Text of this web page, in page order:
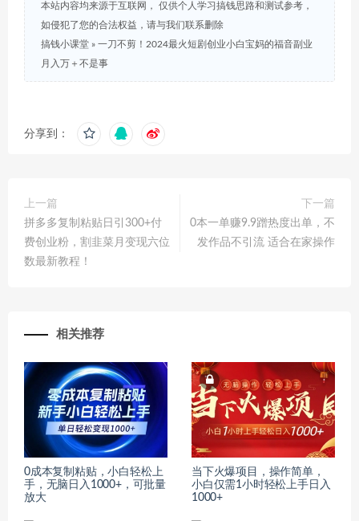
本站内容均来源于互联网， 仅供个人学习搞钱思路和测试参考，
如侵犯了您的合法权益，请与我们联系删除
搞钱小课堂 » 一刀不剪！2024最火短剧创业小白宝妈的福音副业
月入万＋不是事
分享到：
上一篇
拼多多复制粘贴日引300+付
费创业粉，割韭菜月变现六位
数最新教程！
下一篇
0本一单赚9.9蹭热度出单，不
发作品不引流 适合在家操作
相关推荐
0成本复制粘贴，小白轻松上
手，无脑日入1000+，可批量
放大
当下火爆项目，操作简单，
小白仅需1小时轻松上手日入
1000+